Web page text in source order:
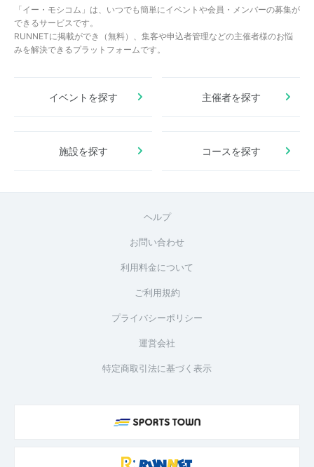
「イー・モシコム」は、いつでも簡単にイベントや会員・メンバーの募集が
できるサービスです。
RUNNETに掲載ができ（無料）、集客や申込者管理などの主催者様のお悩
みを解決できるプラットフォームです。
イベントを探す 主催者を探す
施設を探す コースを探す
ヘルプ
お問い合わせ
利用料金について
ご利用規約
プライバシーポリシー
運営会社
特定商取引法に基づく表示